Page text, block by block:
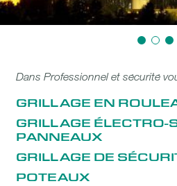
Dans Professionnel et sécurité
GRILLAGE EN
GRILLAGE ÉLECTRO-
PANNEAUX
GRILLAGE DE
POTEAUX